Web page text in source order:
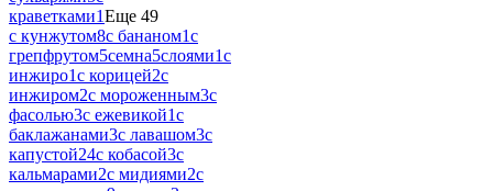
краветками1Еще 49
с кунжутом8с бананом1с
грепфрутом5семна5слоями1с
инжиро1с корицей2с
инжиром2с мороженным3с
фасолью3с ежевикой1с
баклажанами3с лавашом3с
капустой24с кобасой3с
кальмарами2с мидиями2с